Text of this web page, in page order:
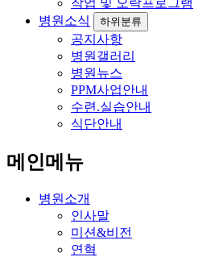
병원소식
하위분류
공지사항
병원갤러리
병원뉴스
PPM사업안내
수련.실습안내
식단안내
메인메뉴
병원소개
인사말
미션&비전
연혁